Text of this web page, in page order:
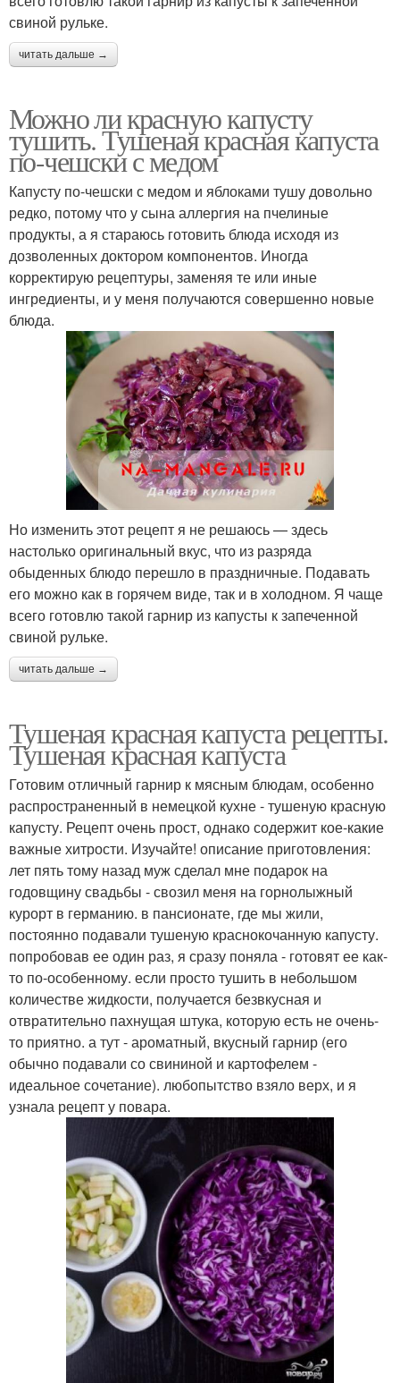
свиной рульке.
читать дальше →
Можно ли красную капусту
тушить. Тушеная красная капуста
по-чешски с медом
Капусту по-чешски с медом и яблоками тушу довольно
редко, потому что у сына аллергия на пчелиные
продукты, а я стараюсь готовить блюда исходя из
дозволенных доктором компонентов. Иногда
корректирую рецептуры, заменяя те или иные
ингредиенты, и у меня получаются совершенно новые
блюда.
Но изменить этот рецепт я не решаюсь — здесь
настолько оригинальный вкус, что из разряда
обыденных блюдо перешло в праздничные. Подавать
его можно как в горячем виде, так и в холодном. Я чаще
всего готовлю такой гарнир из капусты к запеченной
свиной рульке.
читать дальше →
Тушеная красная капуста рецепты.
Тушеная красная капуста
Готовим отличный гарнир к мясным блюдам, особенно
распространенный в немецкой кухне - тушеную красную
капусту. Рецепт очень прост, однако содержит кое-какие
важные хитрости. Изучайте! описание приготовления:
лет пять тому назад муж сделал мне подарок на
годовщину свадьбы - свозил меня на горнолыжный
курорт в германию. в пансионате, где мы жили,
постоянно подавали тушеную краснокочанную капусту.
попробовав ее один раз, я сразу поняла - готовят ее как-
то по-особенному. если просто тушить в небольшом
количестве жидкости, получается безвкусная и
отвратительно пахнущая штука, которую есть не очень-
то приятно. а тут - ароматный, вкусный гарнир (его
обычно подавали со свининой и картофелем -
идеальное сочетание). любопытство взяло верх, и я
узнала рецепт у повара.